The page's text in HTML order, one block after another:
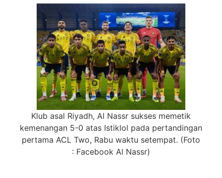
Klub asal Riyadh, Al Nassr sukses memetik
kemenangan 5-0 atas Istiklol pada pertandingan
pertama ACL Two, Rabu waktu setempat. (Foto
: Facebook Al Nassr)